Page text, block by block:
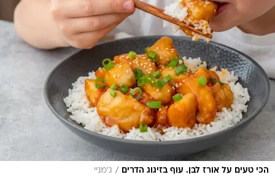
הכי טעים על אורז לבן. עוף בזיגוג הדרים / ג'מניי